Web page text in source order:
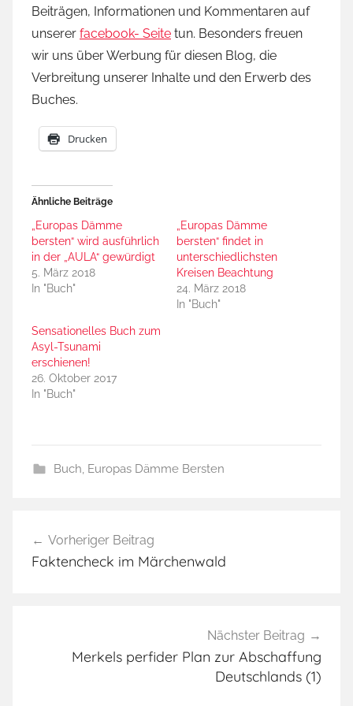
Beiträgen, Informationen und Kommentaren auf
unserer facebook- Seite tun. Besonders freuen
wir uns über Werbung für diesen Blog, die
Verbreitung unserer Inhalte und den Erwerb des
Buches.
Drucken
Ähnliche Beiträge
„Europas Dämme
bersten“ wird ausführlich
in der „AULA“ gewürdigt
5. März 2018
In "Buch"
„Europas Dämme
bersten“ findet in
unterschiedlichsten
Kreisen Beachtung
24. März 2018
In "Buch"
Sensationelles Buch zum
Asyl-Tsunami
erschienen!
26. Oktober 2017
In "Buch"
Buch, Europas Dämme Bersten
h
Vorheriger Beitrag
Faktencheck im Märchenwald
Nächster Beitrag
Merkels perfider Plan zur Abschaffung
Deutschlands (1)